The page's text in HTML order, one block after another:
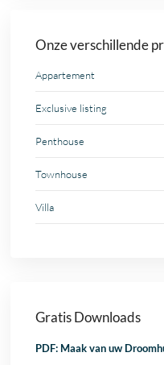
Onze verschillende
Appartement
Exclusive listing
Penthouse
Townhouse
Villa
Gratis Downloads
PDF: Maak van uw